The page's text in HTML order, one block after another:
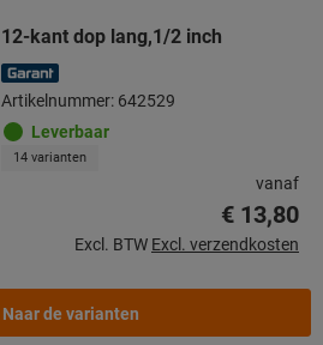
12-kant dop lang,1/2 inch
Artikelnummer: 642529
Leverbaar
14 varianten
vanaf
€ 13,80
Excl. BTW Excl. verzendkosten
Naar de varianten